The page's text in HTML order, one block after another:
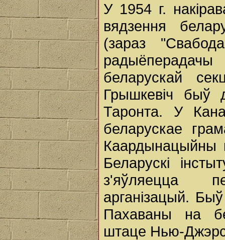
У 1954 г.
вядзення
(зараз
беларускай
Грышкевіч быў
Таронта. У
беларускае
Каардынацыйны
Беларускі
з'яўляецца
арганізацый.
Пахаваны на
штаце Нью-